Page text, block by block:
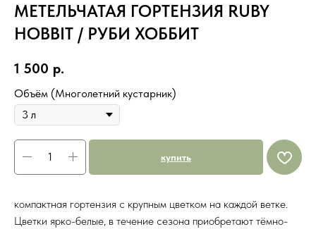
МЕТЕЛЬЧАТАЯ ГОРТЕНЗИЯ RUBY
HOBBIT / РУБИ ХОББИТ
1 500 р.
Объём (Многолетний кустарник)
купить
компактная гортензия с крупным цветком на каждой ветке.
Цветки ярко-белые, в течение сезона приобретают тёмно-